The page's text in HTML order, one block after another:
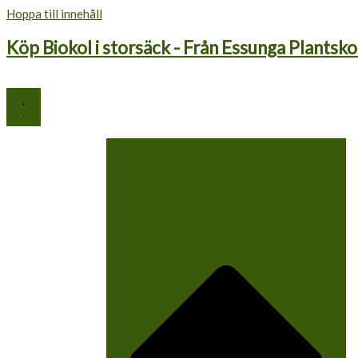
Hoppa till innehåll
Köp Biokol i storsäck - Från Essunga